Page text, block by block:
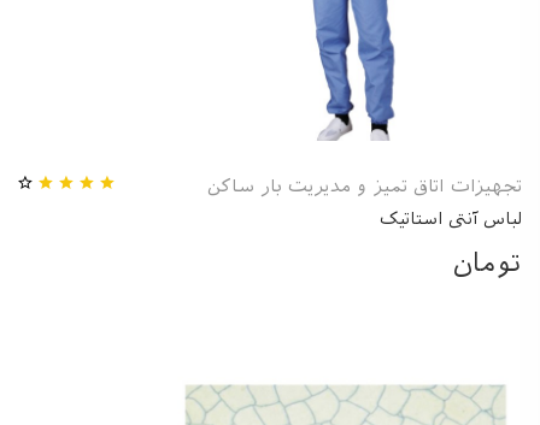
تجهیزات اتاق تمیز و مدیریت بار ساکن
لباس آنتی استاتیک
تومان